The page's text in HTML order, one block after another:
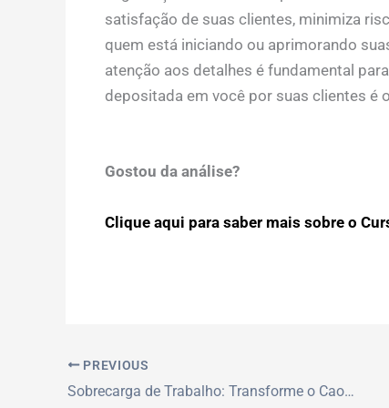
satisfação de suas clientes, minimiza
quem está iniciando ou aprimorando
atenção aos detalhes é fundamental
depositada em você por suas clientes é
Gostou da análise?
Clique aqui para saber mais sobre o
PREVIOUS
Sobrecarga de Trabalho: Transforme o Caos em Clareza e Produtividade Máxima